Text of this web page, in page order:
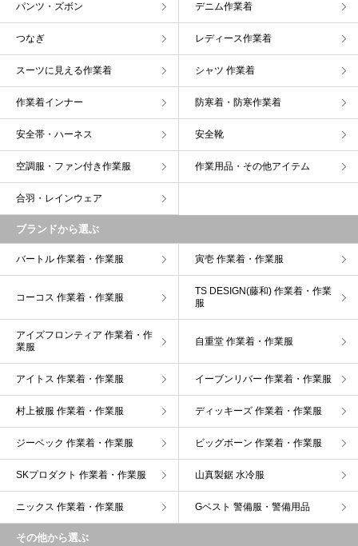
パンツ・ズボン デニム作業着
つなぎ レディース作業着
スーツに見える作業着 シャツ 作業着
作業着インナー 防寒着・防寒作業着
安全帯・ハーネス 安全靴
空調服・ファン付き作業服 作業用品・その他アイテム
合羽・レインウェア
ブランドから選ぶ
バートル 作業着・作業服 寅壱 作業着・作業服
コーコス 作業着・作業服
TS DESIGN(藤和) 作業着・作業
服
アイズフロンティア 作業着・作
業服
自重堂 作業着・作業服
アイトス 作業着・作業服 イーブンリバー 作業着・作業服
村上被服 作業着・作業服 ディッキーズ 作業着・作業服
ジーベック 作業着・作業服 ビッグボーン 作業着・作業服
SKプロダクト 作業着・作業服 山真製鋸 水冷服
ニックス 作業着・作業服 Gベスト 警備服・警備用品
その他から選ぶ